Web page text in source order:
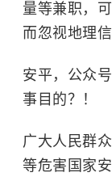
量等兼职，
而忽视地理信
安平，公众
事目的？！
广大人民群
等危害国家